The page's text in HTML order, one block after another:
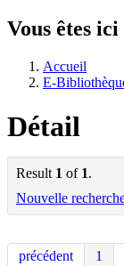
Vous êtes ici
Accueil
E-
Détail
Result 1 of 1.
Nouvelle
précédent 1